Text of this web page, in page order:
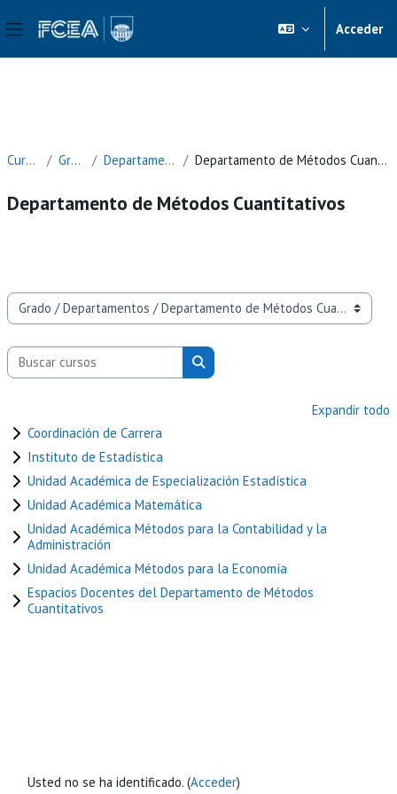
Panel lateral
EVA - FCEA
Acceder
Cursos Grado Departamentos Departamento de Métodos Cuantitativos
Departamento de Métodos Cuantitativos
Categorías
Buscar cursos
Buscar cursos
Expandir todo
Coordinación de Carrera
Instituto de Estadística
Unidad Académica de Especialización Estadística
Unidad Académica Matemática
Unidad Académica Métodos para la Contabilidad y la
Administración
Unidad Académica Métodos para la Economía
Espacios Docentes del Departamento de Métodos
Cuantitativos
Usted no se ha identificado. (Acceder)